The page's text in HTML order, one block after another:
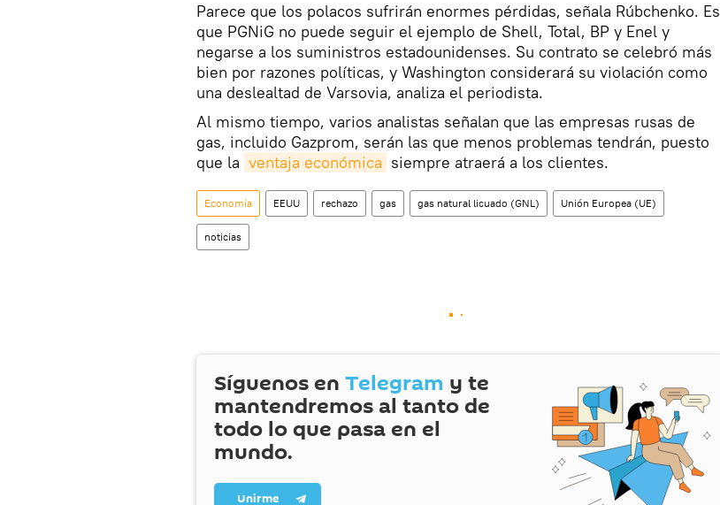
Parece que los polacos sufrirán enormes pérdidas, señala Rúbchenko. Es
que PGNiG no puede seguir el ejemplo de Shell, Total, BP y Enel y
negarse a los suministros estadounidenses. Su contrato se celebró más
bien por razones políticas, y Washington considerará su violación como
una deslealtad de Varsovia, analiza el periodista.
Al mismo tiempo, varios analistas señalan que las empresas rusas de
gas, incluido Gazprom, serán las que menos problemas tendrán, puesto
que la ventaja económica siempre atraerá a los clientes.
Economía EEUU rechazo gas gas natural licuado (GNL) Unión Europea (UE)
noticias
Síguenos en Telegram y te
mantendremos al tanto de
todo lo que pasa en el
mundo.
Unirme